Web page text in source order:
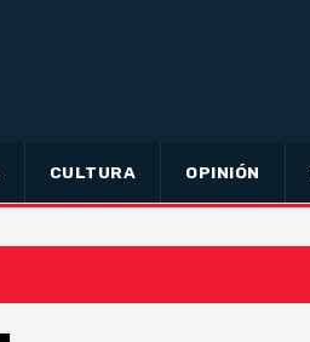
CULTURA OPINIÓN